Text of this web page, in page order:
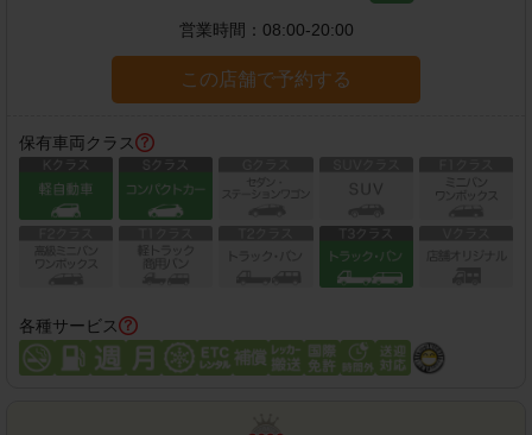
営業時間： 08:00-20:00
この店舗で予約する
保有車両クラス
各種サービス